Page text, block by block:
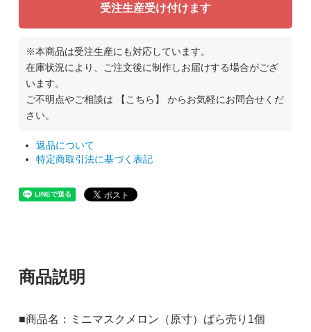
受注生産受け付けます
※本商品は受注生産にも対応しています。
在庫状況により、ご注文後に制作しお届けする場合がござ
います。
ご不明点やご相談は
【こちら】
からお気軽にお問合せくだ
さい。
返品について
特定商取引法に基づく表記
商品説明
■商品名：ミニマスクメロン（原寸）ばら売り1個